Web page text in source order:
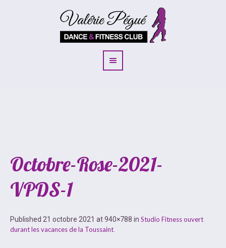
Octobre-Rose-2021-
VPDS-1
Published 21 octobre 2021 at 940×788 in Studio Fitness ouvert
durant les vacances de la Toussaint